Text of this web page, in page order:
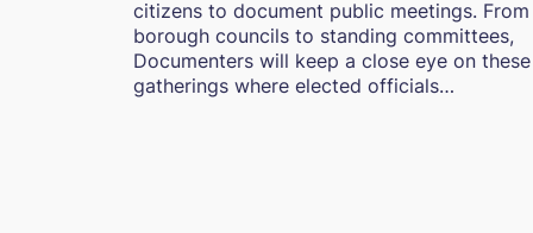
citizens to document public meetings. From
borough councils to standing committees,
Documenters will keep a close eye on these
gatherings where elected officials…